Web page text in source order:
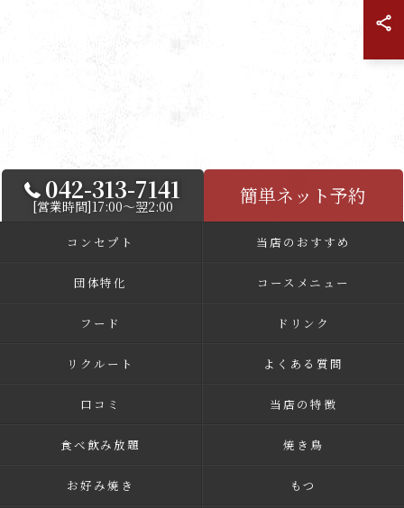
042-313-7141
[営業時間]17:00～翌2:00 簡単ネット予約
コンセプト 当店のおすすめ
団体特化 コースメニュー
フード ドリンク
リクルート よくある質問
口コミ 当店の特徴
食べ飲み放題 焼き鳥
お好み焼き もつ